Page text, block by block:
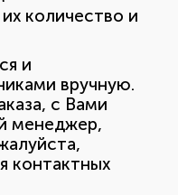
количество и
и
вручную.
с Вами
менеджер,
контактных